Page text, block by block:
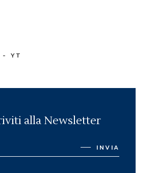
YT
alla Newsletter
INVIA